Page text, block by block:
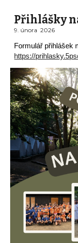
Přihlášky
9. února 2026
Formulář přihlášek
https://